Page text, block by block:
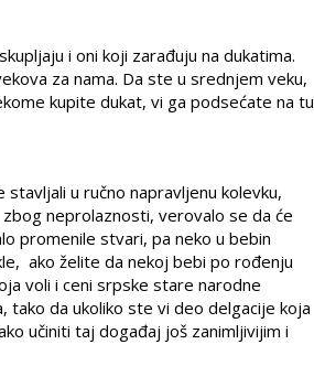
i oni koji zarađuju na dukatima.
za nama. Da ste u srednjem veku,
kupite dukat, vi ga podsećate na tu
u ručno napravljenu kolevku,
neprolaznosti, verovalo se da će
promenile stvari, pa neko u bebin
ako želite da nekoj bebi po rođenju
voli i ceni srpske stare narodne
da ukoliko ste vi deo delgacije koja
učiniti taj događaj još zanimljivijim i